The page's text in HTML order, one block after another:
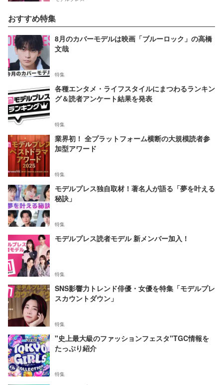
おすすめ特集
8月のカバーモデルは映画「ブルーロック」の高橋
文哉
特集
各種エンタメ・ライフスタイルにまつわるランキン
グ＆読者アンケート結果を発表
特集
業界初！ 全プラットフォーム横断の大規模読者参
加型アワード
特集
モデルプレス独自取材！著名人が語る「夢を叶える
秘訣」
特集
モデルプレス読者モデル 新メンバー加入！
特集
SNS影響力トレンド俳優・女優を特集「モデルプレ
スカウントダウン」
特集
"史上最大級のファッションフェスタ"TGC情報を
たっぷり紹介
特集